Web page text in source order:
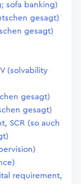
sofa banking)
gesagt)
gesagt)
(solvability
gesagt)
gesagt)
SCR (so auch
requirement,